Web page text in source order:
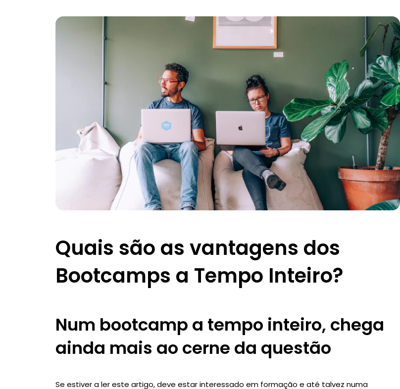
Quais são as vantagens dos
Bootcamps a Tempo Inteiro?
Num bootcamp a tempo inteiro, chega
ainda mais ao cerne da questão
Se estiver a ler este artigo, deve estar interessado em formação e até talvez numa